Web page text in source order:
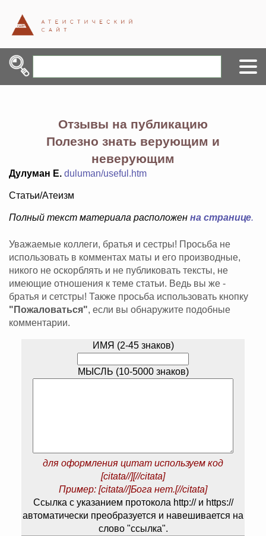
Отзывы на публикацию
Полезно знать верующим и
неверующим
Дулуман Е. duluman/useful.htm
Статьи/Атеизм
Полный текст материала расположен на странице.
Уважаемые коллеги, братья и сестры! Просьба не
использовать в комментах маты и его производные,
никого не оскорблять и не публиковать тексты, не
имеющие отношения к теме статьи. Ведь вы же -
братья и сетстры! Также просьба использовать кнопку
"Пожаловаться", если вы обнаружите подобные
комментарии.
ИМЯ (2-45 знаков)
МЫСЛЬ (10-5000 знаков)
для оформления цитат используем код
[citata//][//citata]
Пример: [citata//]Бога нет.[//citata]
Ссылка с указанием протокола http:// и https://
автоматически преобразуется и навешивается на
слово "ссылка".